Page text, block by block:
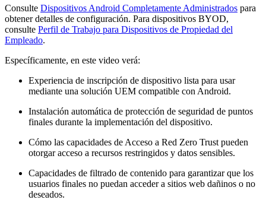
Consulte Dispositivos Android Completamente Administrados para
obtener detalles de configuración. Para dispositivos BYOD,
consulte Perfil de Trabajo para Dispositivos de Propiedad del
Empleado.
Específicamente, en este video verá:
Experiencia de inscripción de dispositivo lista para usar
mediante una solución UEM compatible con Android.
Instalación automática de protección de seguridad de puntos
finales durante la implementación del dispositivo.
Cómo las capacidades de Acceso a Red Zero Trust pueden
otorgar acceso a recursos restringidos y datos sensibles.
Capacidades de filtrado de contenido para garantizar que los
usuarios finales no puedan acceder a sitios web dañinos o no
deseados.